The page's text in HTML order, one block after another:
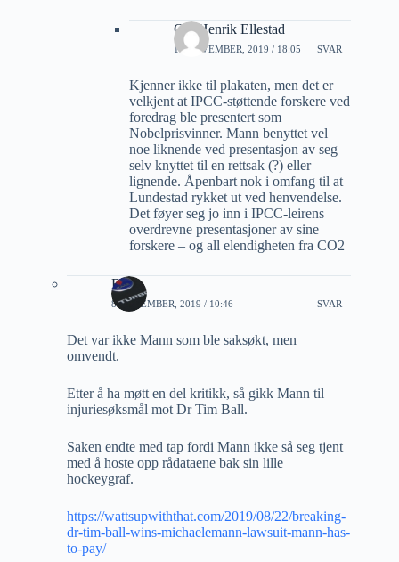
Ole Henrik Ellestad
10 NOVEMBER, 2019 / 18:05 SVAR
Kjenner ikke til plakaten, men det er
velkjent at IPCC-støttende forskere ved
foredrag ble presentert som
Nobelprisvinner. Mann benyttet vel
noe liknende ved presentasjon av seg
selv knyttet til en rettsak (?) eller
lignende. Åpenbart nok i omfang til at
Lundestad rykket ut ved henvendelse.
Det føyer seg jo inn i IPCC-leirens
overdrevne presentasjoner av sine
forskere – og all elendigheten fra CO2
Rune
8 NOVEMBER, 2019 / 10:46 SVAR
Det var ikke Mann som ble saksøkt, men
omvendt.
Etter å ha møtt en del kritikk, så gikk Mann til
injuriesøksmål mot Dr Tim Ball.
Saken endte med tap fordi Mann ikke så seg tjent
med å hoste opp rådataene bak sin lille
hockeygraf.
https://wattsupwiththat.com/2019/08/22/breaking-
dr-tim-ball-wins-michaelemann-lawsuit-mann-has-
to-pay/